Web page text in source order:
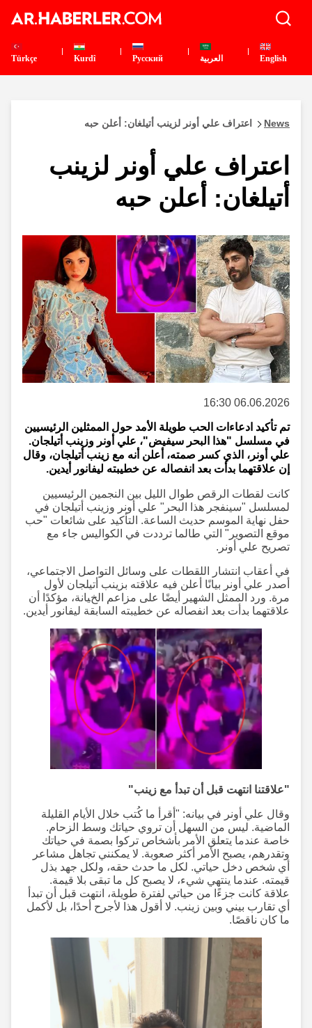
English العربية Pусский
Kurdî
Türkçe
News اعتراف علي أونر لزينب أتيلغان: أعلن حبه
اعتراف علي أونر لزينب
أتيلغان: أعلن حبه
06.06.2026 16:30
تم تأكيد ادعاءات الحب طويلة الأمد حول الممثلين الرئيسيين
في مسلسل "هذا البحر سيفيض"، علي أونر وزينب أتيلجان.
علي أونر، الذي كسر صمته، أعلن أنه مع زينب أتيلجان، وقال
إن علاقتهما بدأت بعد انفصاله عن خطيبته ليفانور أيدين.
كانت لقطات الرقص طوال الليل بين النجمين الرئيسيين
لمسلسل "سينفجر هذا البحر" علي أونر وزينب أتيلجان في
حفل نهاية الموسم حديث الساعة. التأكيد على شائعات "حب
موقع التصوير" التي طالما ترددت في الكواليس جاء مع
تصريح علي أونر.
في أعقاب انتشار اللقطات على وسائل التواصل الاجتماعي،
أصدر علي أونر بيانًا أعلن فيه علاقته بزينب أتيلجان لأول
مرة. ورد الممثل الشهير أيضًا على مزاعم الخيانة، مؤكدًا أن
علاقتهما بدأت بعد انفصاله عن خطيبته السابقة ليفانور أيدين.
"علاقتنا انتهت قبل أن تبدأ مع زينب"
وقال علي أونر في بيانه: "أقرأ ما كُتب خلال الأيام القليلة
الماضية. ليس من السهل أن تروي حياتك وسط الزحام.
خاصة عندما يتعلق الأمر بأشخاص تركوا بصمة في حياتك
وتقدرهم، يصبح الأمر أكثر صعوبة. لا يمكنني تجاهل مشاعر
أي شخص دخل حياتي. لكل ما حدث حقه، ولكل جهد بذل
قيمته. عندما ينتهي شيء، لا يصبح كل ما تبقى بلا قيمة.
علاقة كانت جزءًا من حياتي لفترة طويلة، انتهت قبل أن تبدأ
أي تقارب بيني وبين زينب. لا أقول هذا لأجرح أحدًا، بل لأكمل
ما كان ناقصًا.